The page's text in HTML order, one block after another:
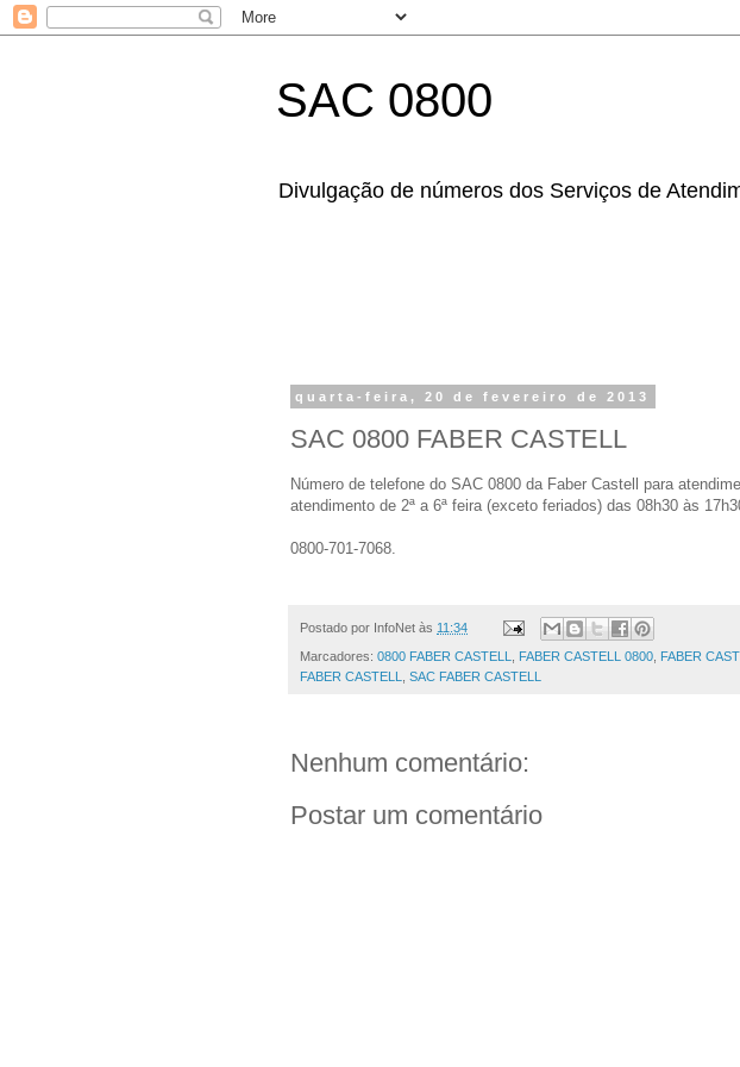
SAC 0800
Divulgação de números dos Serviços de
quarta-feira, 20 de fevereiro de 2013
SAC 0800 FABER CASTELL
Número de telefone do SAC 0800 da Faber Castell para
atendimento de 2ª a 6ª feira (exceto feriados) das 08h30 às
0800-701-7068.
Postado por InfoNet às 11:34
Marcadores: 0800 FABER CASTELL FABER CASTELL 0800 FABER
FABER CASTELL
SAC FABER CASTELL
Nenhum comentário:
Postar um comentário